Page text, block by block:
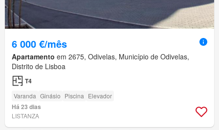
6 000 €/mês
Apartamento em 2675, Odivelas, Município de Odivelas,
Distrito de Lisboa
T4
Varanda Ginásio Piscina Elevador
Há 23 dias
LISTANZA